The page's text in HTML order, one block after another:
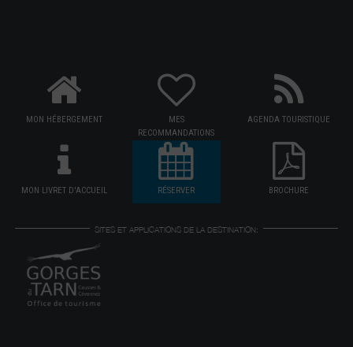
MON HÉBERGEMENT
MES
RECOMMANDATIONS
AGENDA TOURISTIQUE
MON LIVRET D'ACCUEIL RÉSERVER BROCHURE
SITES ET APPLICATIONS DE LA DESTINATION: